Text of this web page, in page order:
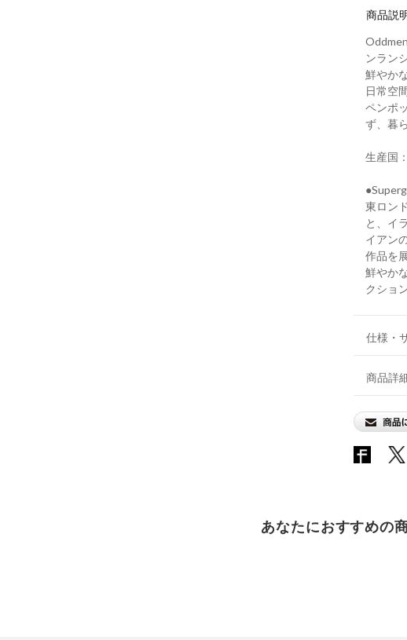
商品説
ンラン
鮮やか
日常空
ペンポ
ず、暮
生産国
東ロン
と、イ
イアン
作品を
鮮やか
クショ
仕様・
商品詳
あなたにおすすめの